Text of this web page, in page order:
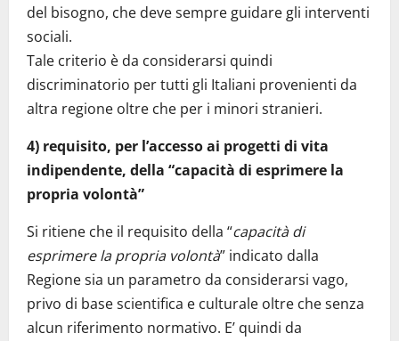
del bisogno, che deve sempre guidare gli interventi
sociali.
Tale criterio è da considerarsi quindi
discriminatorio per tutti gli Italiani provenienti da
altra regione oltre che per i minori stranieri.
4) requisito, per l’accesso ai progetti di vita
indipendente, della “capacità di esprimere la
propria volontà”
Si ritiene che il requisito della “capacità di
esprimere la propria volontà” indicato dalla
Regione sia un parametro da considerarsi vago,
privo di base scientifica e culturale oltre che senza
alcun riferimento normativo. E’ quindi da